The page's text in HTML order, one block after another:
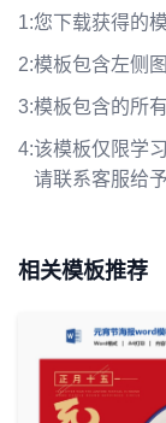
1:您下载获得的
2:模板包含左侧
3:模板包含的所
4:该模板仅限学
请联系客服给予
相关模板推荐